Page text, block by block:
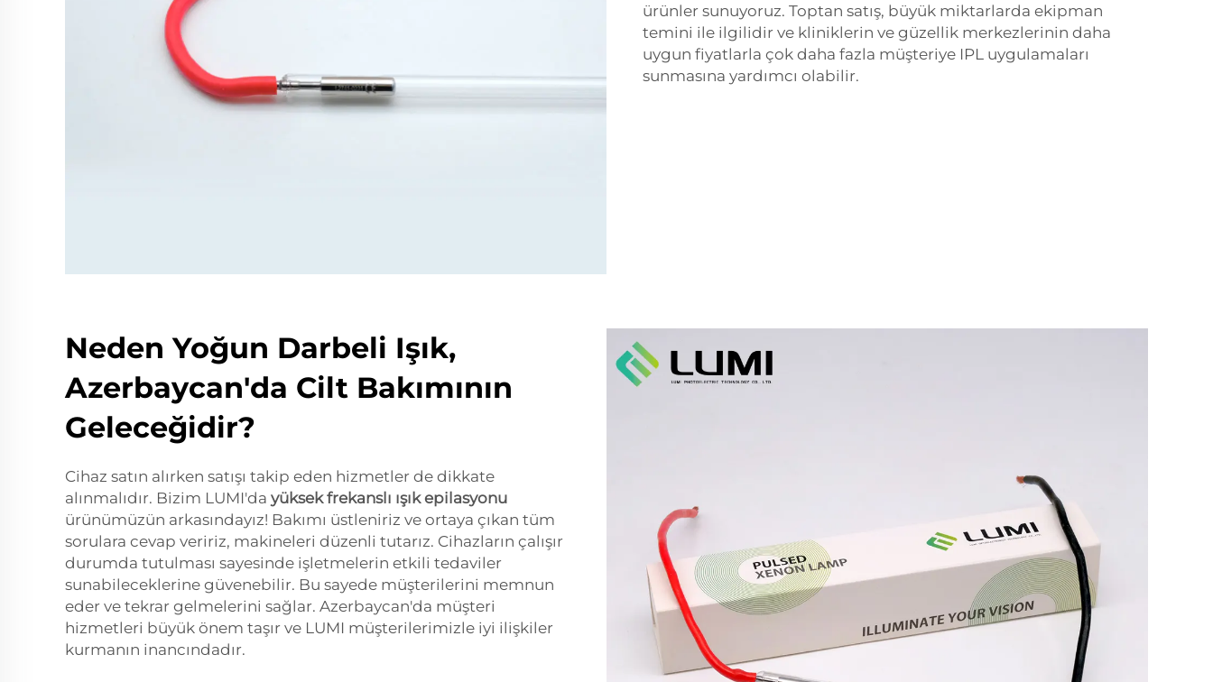
ürünler sunuyoruz. Toptan satış, büyük miktarlarda ekipman
temini ile ilgilidir ve kliniklerin ve güzellik merkezlerinin daha
uygun fiyatlarla çok daha fazla müşteriye IPL uygulamaları
sunmasına yardımcı olabilir.
Neden Yoğun Darbeli Işık,
Azerbaycan'da Cilt Bakımının
Geleceğidir?
Cihaz satın alırken satışı takip eden hizmetler de dikkate
alınmalıdır. Bizim LUMI'da yüksek frekanslı ışık epilasyonu
ürünümüzün arkasındayız! Bakımı üstleniriz ve ortaya çıkan tüm
sorulara cevap veririz, makineleri düzenli tutarız. Cihazların çalışır
durumda tutulması sayesinde işletmelerin etkili tedaviler
sunabileceklerine güvenebilir. Bu sayede müşterilerini memnun
eder ve tekrar gelmelerini sağlar. Azerbaycan'da müşteri
hizmetleri büyük önem taşır ve LUMI müşterilerimizle iyi ilişkiler
kurmanın inancındadır.